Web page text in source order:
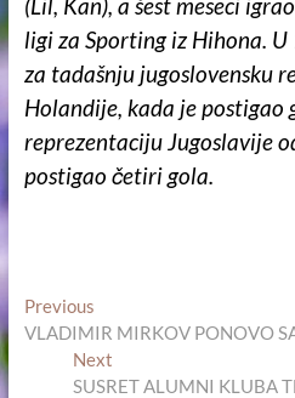
(Lil, Kan), a šest meseci
ligi za Sporting iz Hihona.
za tadašnju jugoslovensku
Holandije, kada je postigao
reprezentaciju Jugoslavije
postigao četiri gola.
Кретање
чланка
PreviousPrevious
post:
VLADIMIR MIRKOV PONOVO
Next
post:
SUSRET ALUMNI KLUBA